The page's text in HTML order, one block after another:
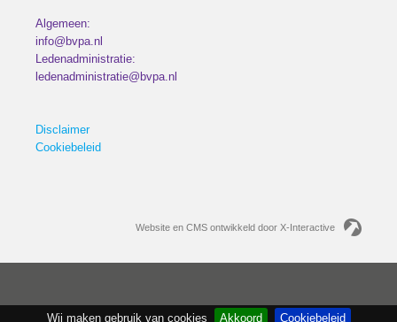
Wij maken gebruik van cookies Akkoord Cookiebeleid
Algemeen:
info@bvpa.nl
Ledenadministratie:
ledenadministratie@bvpa.nl
Disclaimer
Cookiebeleid
Website en CMS ontwikkeld door X-Interactive